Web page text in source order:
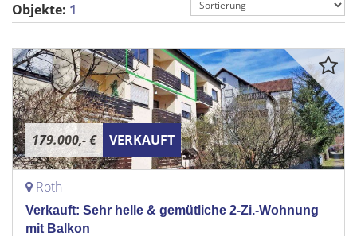
Objekte: 1
179.000,- € VERKAUFT
Roth
Verkauft: Sehr helle & gemütliche 2-Zi.-Wohnung
mit Balkon